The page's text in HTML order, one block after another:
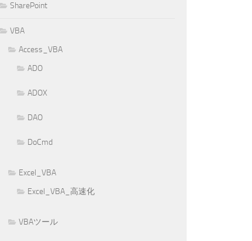
SharePoint
VBA
Access_VBA
ADO
ADOX
DAO
DoCmd
Excel_VBA
Excel_VBA_高速化
VBAツール